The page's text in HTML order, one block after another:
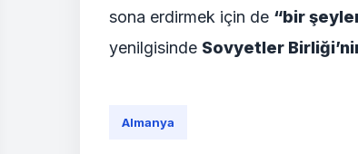
sona erdirmek için de “bir
yenilgisinde Sovyetler
Almanya